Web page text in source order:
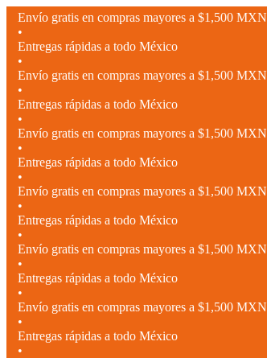
Envío gratis en compras mayores a $1,500 MXN
•
Entregas rápidas a todo México
•
Envío gratis en compras mayores a $1,500 MXN
•
Entregas rápidas a todo México
•
Envío gratis en compras mayores a $1,500 MXN
•
Entregas rápidas a todo México
•
Envío gratis en compras mayores a $1,500 MXN
•
Entregas rápidas a todo México
•
Envío gratis en compras mayores a $1,500 MXN
•
Entregas rápidas a todo México
•
Envío gratis en compras mayores a $1,500 MXN
•
Entregas rápidas a todo México
•